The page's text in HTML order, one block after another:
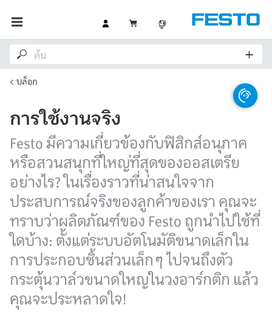
บล็อก
การใช้งานจริง
Festo มีความเกี่ยวข้องกับฟิสิกส์อนุภาค
หรือสวนสนุกที่ใหญ่ที่สุดของออสเตรีย
อย่างไร? ในเรื่องราวที่น่าสนใจจาก
ประสบการณ์จริงของลูกค้าของเรา คุณจะ
ทราบว่าผลิตภัณฑ์ของ Festo ถูกนำไปใช้ที่
ใดบ้าง: ตั้งแต่ระบบอัตโนมัติขนาดเล็กใน
การประกอบชิ้นส่วนเล็กๆ ไปจนถึงตัว
กระตุ้นวาล์วขนาดใหญ่ในวงอาร์กติก แล้ว
คุณจะประหลาดใจ!